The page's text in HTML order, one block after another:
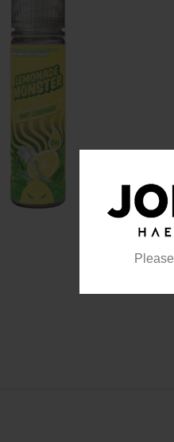
Please